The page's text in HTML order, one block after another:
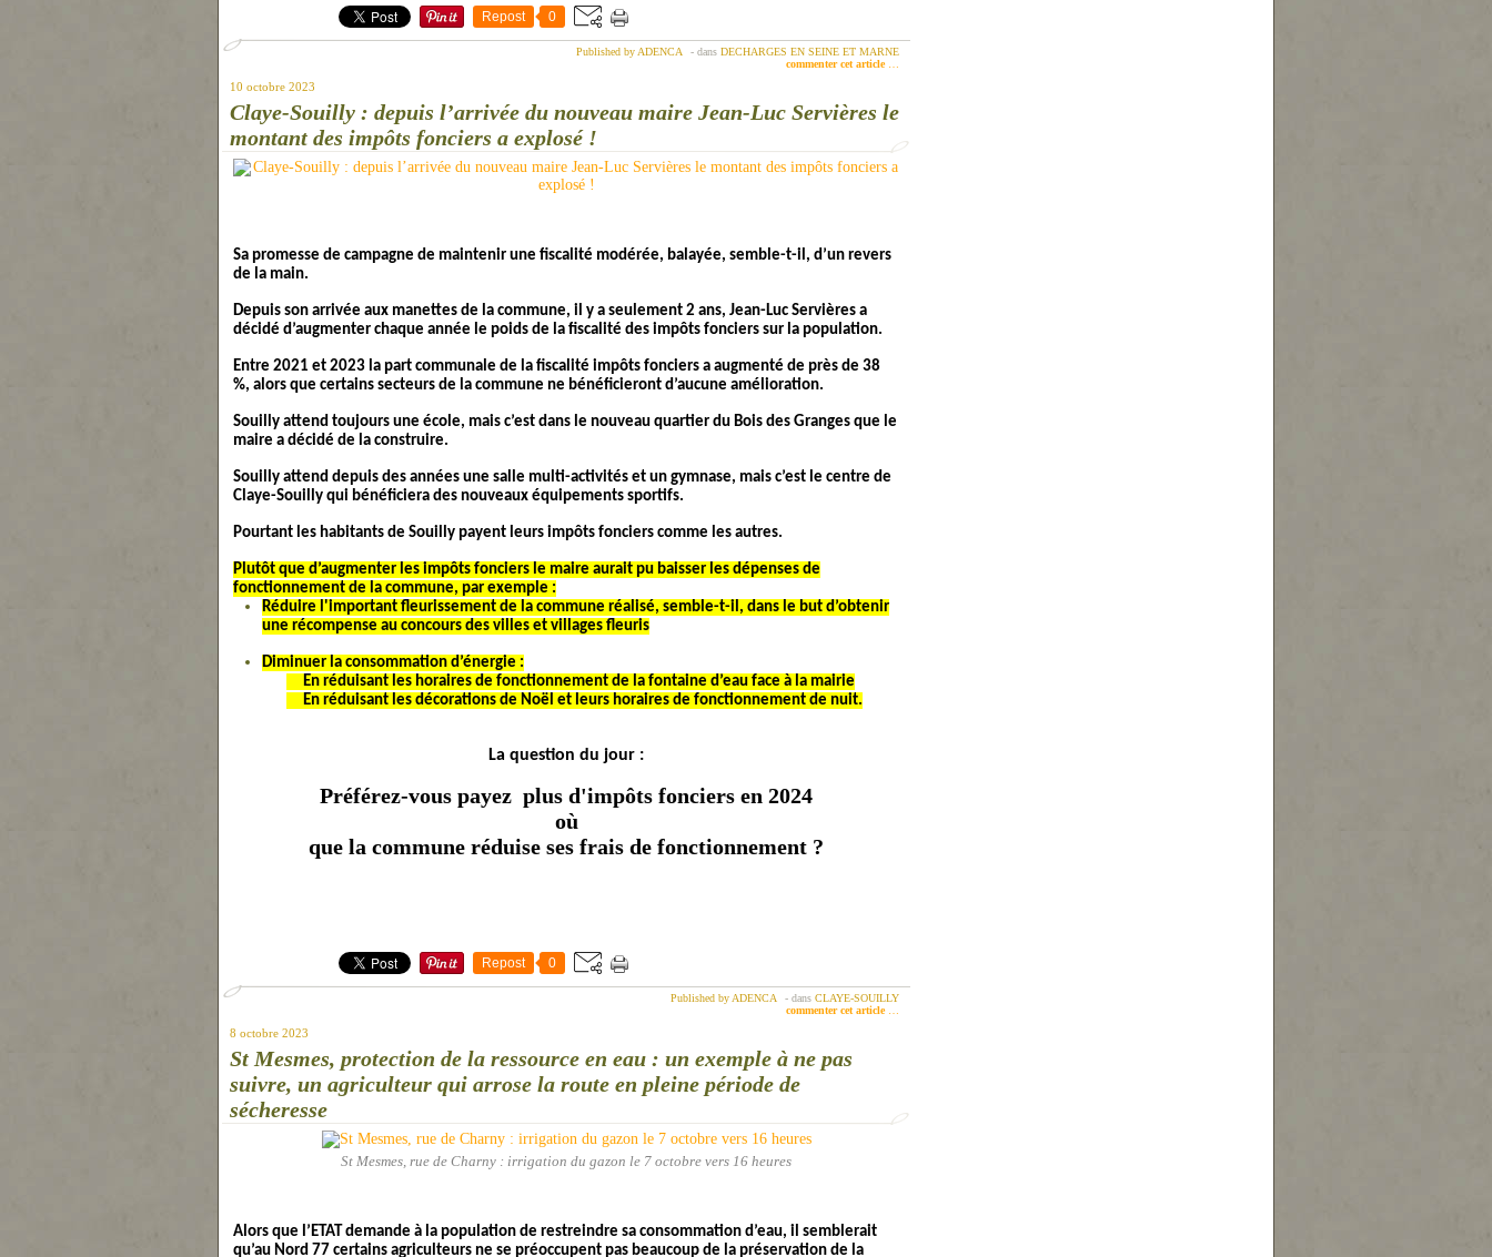
Repost 0
Published by ADENCA - dans DECHARGES EN SEINE ET MARNE
commenter cet article
10 octobre 2023
Claye-Souilly : depuis l’arrivée du nouveau maire Jean-Luc Servières le
montant des impôts fonciers a explosé !
Sa promesse de campagne de maintenir une fiscalité modérée, balayée, semble-t-il, d’un revers
de la main.
Depuis son arrivée aux manettes de la commune, il y a seulement 2 ans, Jean-Luc Servières a
décidé d’augmenter chaque année le poids de la fiscalité des impôts fonciers sur la population.
Entre 2021 et 2023 la part communale de la fiscalité impôts fonciers a augmenté de près de 38
%, alors que certains secteurs de la commune ne bénéficieront d’aucune amélioration.
Souilly attend toujours une école, mais c’est dans le nouveau quartier du Bois des Granges que le
maire a décidé de la construire.
Souilly attend depuis des années une salle multi-activités et un gymnase, mais c’est le centre de
Claye-Souilly qui bénéficiera des nouveaux équipements sportifs.
Pourtant les habitants de Souilly payent leurs impôts fonciers comme les autres.
Plutôt que d’augmenter les impôts fonciers le maire aurait pu baisser les dépenses de
fonctionnement de la commune, par exemple :
Réduire l'important fleurissement de la commune réalisé, semble-t-il, dans le but d’obtenir
une récompense au concours des villes et villages fleuris
Diminuer la consommation d’énergie :
En réduisant les horaires de fonctionnement de la fontaine d’eau face à la mairie
En réduisant les décorations de Noël et leurs horaires de fonctionnement de nuit.
La question du jour :
Préférez-vous payez plus d'impôts fonciers en 2024
où
que la commune réduise ses frais de fonctionnement ?
Repost 0
Published by ADENCA - dans CLAYE-SOUILLY
commenter cet article
8 octobre 2023
St Mesmes, protection de la ressource en eau : un exemple à ne pas
suivre, un agriculteur qui arrose la route en pleine période de
sécheresse
St Mesmes, rue de Charny : irrigation du gazon le 7 octobre vers 16 heures
Alors que l’ETAT demande à la population de restreindre sa consommation d’eau, il semblerait
qu’au Nord 77 certains agriculteurs ne se préoccupent pas beaucoup de la préservation de la